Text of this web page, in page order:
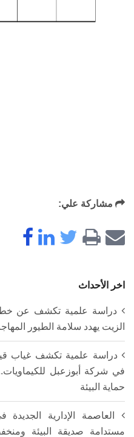
مشاركة علي:
اخر الأحداث
دراسة علمية تكشف عن
الزيت يهدد سلامة الطيور
دراسة علمية تكشف غياب
في شركة أبوزعبل
حماية البيئة
العاصمة الإدارية
مستدامة صديقة البيئة